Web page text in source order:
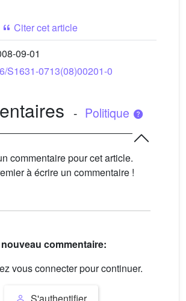
Citer cet article
09-01
S1631-0713(08)00201-0
- Politique
commentaire pour cet article.
à écrire un commentaire !
commentaire:
vous connecter pour continuer.